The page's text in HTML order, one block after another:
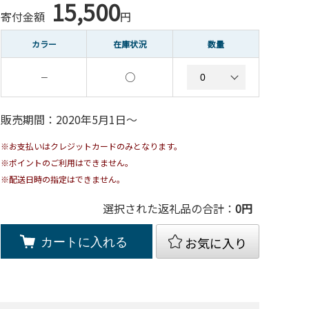
寄付金額 15,500円
カラー 在庫状況 数量
－ ○
販売期間：2020年5月1日〜
※お支払いはクレジットカードのみとなります。
※ポイントのご利用はできません。
※配送日時の指定はできません。
選択された返礼品の合計： 0円
カートに入れる お気に入り